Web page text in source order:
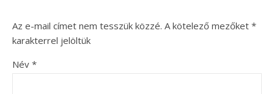
Az e-mail címet nem tesszük közzé. A kötelező mezőket *
karakterrel jelöltük
Név *